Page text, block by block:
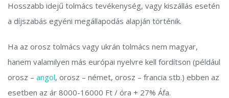
Hosszabb idejű tolmács tevékenység, vagy kiszállás esetén
a díjszabás egyéni megállapodás alapján történik.
Ha az orosz tolmács vagy ukrán tolmács nem magyar,
hanem valamilyen más európai nyelvre kell fordítson (például
orosz – angol, orosz – német, orosz – francia stb.) ebben az
esetben az ár 8000-16000 Ft / óra + 27% Áfa.